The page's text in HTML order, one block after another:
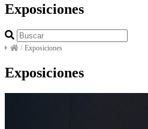
Exposiciones
/ Exposiciones
Exposiciones